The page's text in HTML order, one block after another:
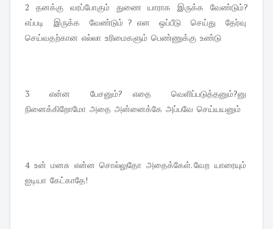
2 தனக்கு வரப்போகும் துணை யாராக இருக்க வேண்டும்?
எப்படி இருக்க வேண்டும் ? என ஒப்பீடு செய்து தேர்வு
செய்வதற்கான எல்லா உரிமைகளும் பெண்ணுக்கு உண்டு
3 என்ன பேசனும்? எதை வெளிப்படுத்தனும்?னு
நினைக்கிறோமோ அதை அன்னைக்கே அப்பவே செய்யயனும்
4 உன் மனசு என்ன சொல்லுதோ அதைக்கேள். வேற யாரையும்
ஐடியா கேட்காதே!